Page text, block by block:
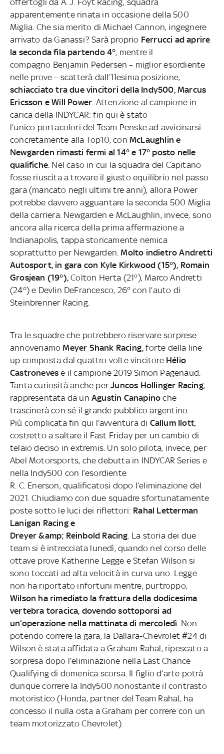
apparentemente rinata in occasione della 500
Miglia. Che sia merito di Michael Cannon, ingegnere
arrivato da Ganassi? Sarà proprio Ferrucci ad aprire
la seconda fila partendo 4°, mentre il
compagno Benjamin Pedersen – miglior esordiente
nelle prove – scatterà dall’11esima posizione,
schiacciato tra due vincitori della Indy500, Marcus
Ericsson e Will Power . Attenzione al campione in
carica della INDYCAR: fin qui è stato
l’unico portacolori del Team Penske ad avvicinarsi
concretamente alla Top10, con McLaughlin e
Newgarden rimasti fermi al14° e 17° posto nelle
qualifiche . Nel caso in cui la squadra del Capitano
fosse riuscita a trovare il giusto equilibrio nel passo
gara (mancato negli ultimi tre anni), allora Power
potrebbe davvero agguantare la seconda 500 Miglia
della carriera. Newgarden e McLaughlin, invece, sono
ancora alla ricerca della prima affermazione a
Indianapolis, tappa storicamente nemica
soprattutto per Newgarden.Molto indietro Andretti
Autosport, in gara con Kyle Kirkwood (15°), Romain
Grosjean (19°), Colton Herta (21°), Marco Andretti
(24°) e Devlin DeFrancesco, 26° con l’auto di
Steinbrenner Racing.
Tra le squadre che potrebbero riservare sorprese
annoveriamoMeyer Shank Racing, forte della line
up composta dal quattro volte vincitore Hélio
Castroneves e il campione 2019 Simon Pagenaud.
Tanta curiosità anche perJuncos Hollinger Racing,
rappresentata da un Agustin Canapino che
trascinerà con sé il grande pubblico argentino.
Più complicata fin qui l’avventura di Callum Ilott,
costretto a saltare il Fast Friday per un cambio di
telaio deciso inextremis. Un solo pilota, invece, per
Abel Motorsports, che debutta in INDYCAR Series e
nella Indy500 con l’esordiente
R. C. Enerson, qualificatosi dopo l’eliminazione del
2021.Chiudiamo con due squadre sfortunatamente
poste sotto le luci dei riflettori: Rahal Letterman
Lanigan Racing e
Dreyer &amp; Reinbold Racing . La storia dei due
team si è intrecciata lunedì, quando nel corso delle
ottave prove Katherine Legge e Stefan Wilson si
sono toccati ad alta velocità in curva uno. Legge
non ha riportato infortuni mentre, purtroppo,
Wilson ha rimediato la frattura della dodicesima
vertebra toracica, dovendo sottoporsi ad
un’operazione nella mattinata di mercoledì . Non
potendo correre la gara, la Dallara-Chevrolet #24 di
Wilson è stata affidata a Graham Rahal, ripescato a
sorpresa dopo l’eliminazione nella Last Chance
Qualifying di domenica scorsa. Il figlio d’arte potrà
dunque correre la Indy500 nonostante il contrasto
motoristico (Honda, partner del Team Rahal, ha
concesso il nulla osta a Graham per correre con un
team motorizzato Chevrolet).